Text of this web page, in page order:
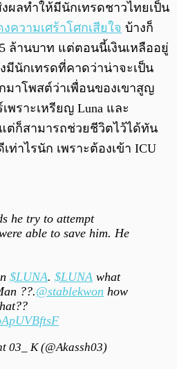
ผลทำให้มีนักเทรดชาวไทยเป็น
ความเศร้าโศกเสียใจ บ้างก็
ล้านบาท แต่ตอนนี้เงินเหลืออยู่
นักเทรดที่คาดว่าน่าจะเป็น
มาโพสต์ว่าเพื่อนของเขาสูญ
พราะเหรียญ Luna และ
ต่ก็สามารถช่วยชีวิตไว้ได้ทัน
ท่าไรนัก เพราะต้องเข้า ICU
he try to attempt
able to save him. He
$LUNA. $LUNA what
??.@stablekwon how
03_ K (@Akassh03)